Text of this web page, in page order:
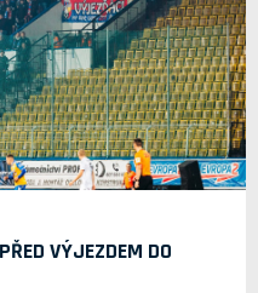
VÝJEZDEM DO